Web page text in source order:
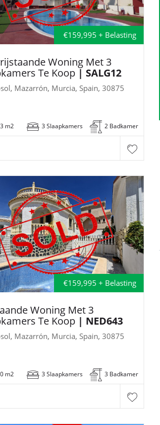
€159,995 + Belasting
Woning Met 3
Te Koop | SALG12
Mazarrón, Murcia, Spain, 30875
m2 3 Slaapkamers 2 Badkamer
€159,995 + Belasting
Woning Met 3
Te Koop | NED643
Mazarrón, Murcia, Spain, 30875
m2 3 Slaapkamers 3 Badkamer